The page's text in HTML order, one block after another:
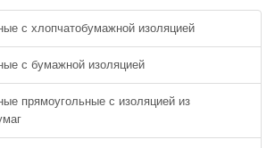
с хлопчатобумажной изоляцией
с бумажной изоляцией
прямоугольные с изоляцией из